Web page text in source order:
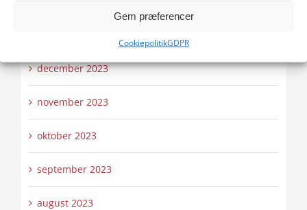
Gem præferencer
CookiepolitikGDPR
december 2023
november 2023
oktober 2023
september 2023
august 2023